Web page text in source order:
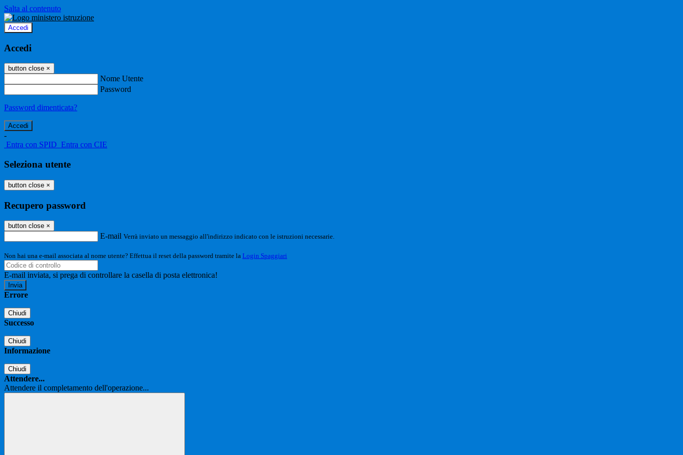
Salta al contenuto
Accedi
Accedi
button close ×
Nome Utente
Password
Password dimenticata?
-
Entra con SPID Entra con CIE
Seleziona utente
button close ×
Recupero password
button close ×
E-mail Verrà inviato un messaggio all'indirizzo indicato con le istruzioni necessarie.
Non hai una e-mail associata al nome utente? Effettua il reset della password tramite la Login Spaggiari
E-mail inviata, si prega di controllare la casella di posta elettronica!
Errore
Chiudi
Successo
Chiudi
Informazione
Chiudi
Attendere...
Attendere il completamento dell'operazione...